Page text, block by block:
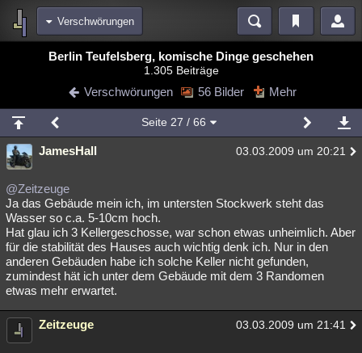
Verschwörungen
Blogs Videos
Chat Wiki Neuigkeiten
meine Rubriken
Menschen Wissenschaft Mystery Kriminalfälle
Spiritualität
Natur Umfragen Unterhaltung
weitere Rubriken
Philosophie Träume Orte Esoterik Literatur
Astronomie Helpdesk
Musik Clash Allmystery English
Berlin Teufelsberg, komische Dinge geschehen
1.305 Beiträge
Verschwörungen 56 Bilder Mehr
Seite 27 / 66
JamesHall 03.03.2009 um 20:21
@Zeitzeuge
Ja das Gebäude mein ich, im untersten Stockwerk steht das
Wasser so c.a. 5-10cm hoch.
Hat glau ich 3 Kellergeschosse, war schon etwas unheimlich. Aber
für die stabilität des Hauses auch wichtig denk ich. Nur in den
anderen Gebäuden habe ich solche Keller nicht gefunden,
zumindest hät ich unter dem Gebäude mit dem 3 Randomen
etwas mehr erwartet.
Zeitzeuge 03.03.2009 um 21:41